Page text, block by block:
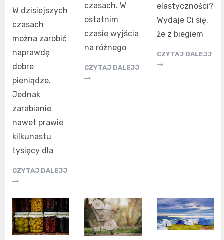
W dzisiejszych
czasach
można zarobić
naprawdę
dobre
pieniądze.
Jednak
zarabianie
nawet prawie
kilkunastu
tysięcy dla
CZYTAJ DALEJJ
czasach. W
ostatnim
czasie wyjścia
na różnego
CZYTAJ DALEJJ
elastyczności?
Wydaje Ci się,
że z biegiem
CZYTAJ DALEJJ